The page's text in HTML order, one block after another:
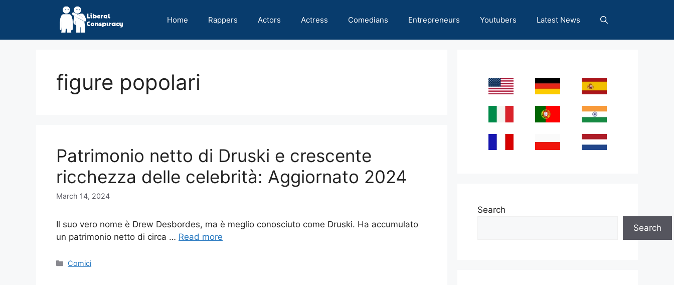
Home Rappers Actors Actress Comedians Entrepreneurs Youtubers Latest News
figure popolari
Patrimonio netto di Druski e crescente
ricchezza delle celebrità: Aggiornato 2024
March 14, 2024
Il suo vero nome è Drew Desbordes, ma è meglio conosciuto come Druski. Ha accumulato
un patrimonio netto di circa … Read more
Categories
Comici
Search
Search